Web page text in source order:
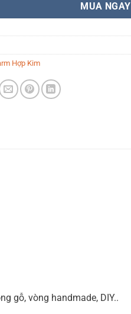
MUA NGAY
Hợp Kim
gỗ, vòng handmade, DIY..